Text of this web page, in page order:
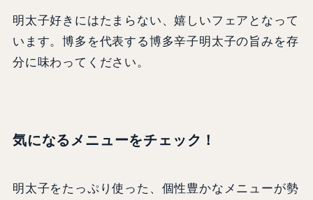
明太子好きにはたまらない、嬉しいフェアとなって
います。博多を代表する博多辛子明太子の旨みを存
分に味わってください。
気になるメニューをチェック！
明太子をたっぷり使った、個性豊かなメニューが勢